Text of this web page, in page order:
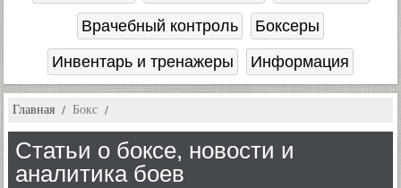
Врачебный контроль
Боксеры
Инвентарь и тренажеры
Информация
Главная Бокс
Статьи о боксе, новости и
аналитика боев